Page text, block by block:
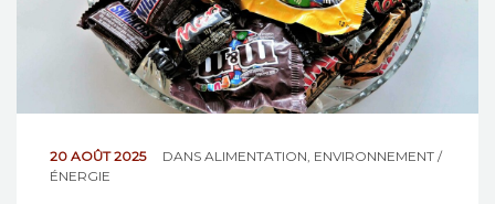
20 AOÛT 2025 DANS ALIMENTATION ENVIRONNEMENT /
ÉNERGIE